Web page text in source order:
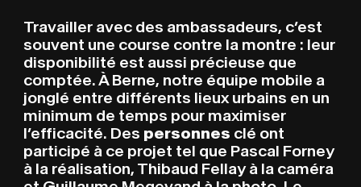
ACCUEILACCUEIL
PROJETS
Travailler avec des ambassadeurs, c’est
souvent une course contre la montre : leur
disponibilité est aussi précieuse que
comptée. À Berne, notre équipe mobile a
jonglé entre différents lieux urbains en un
minimum de temps pour maximiser
l’efficacité. Des personnes clé ont
participé à ce projet tel que Pascal Forney
à la réalisation, Thibaud Fellay à la caméra